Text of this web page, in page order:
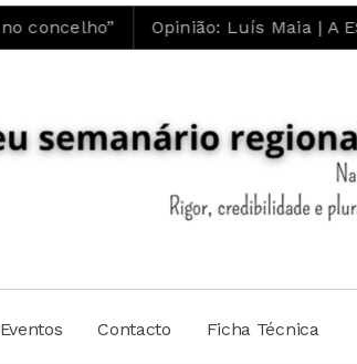
Opinião: Luís Maia | A ESTÚPIDA RAIZ
Eventos Contacto Ficha Técnica